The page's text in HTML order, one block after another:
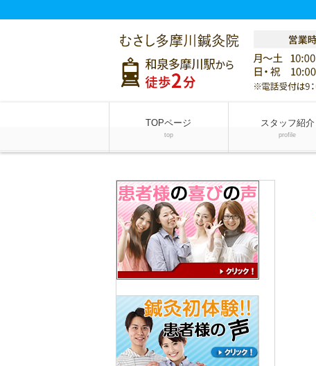
TOPページ
top
スタッフ紹介
profile